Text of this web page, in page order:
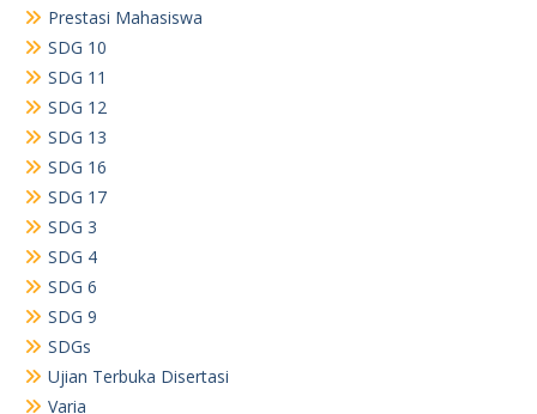
Prestasi Mahasiswa
SDG 10
SDG 11
SDG 12
SDG 13
SDG 16
SDG 17
SDG 3
SDG 4
SDG 6
SDG 9
SDGs
Ujian Terbuka Disertasi
Varia